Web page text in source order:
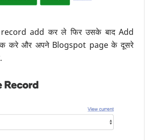
add कर ले फिर उसके बाद Add
करे और अपने Blogspot page के दूसरे